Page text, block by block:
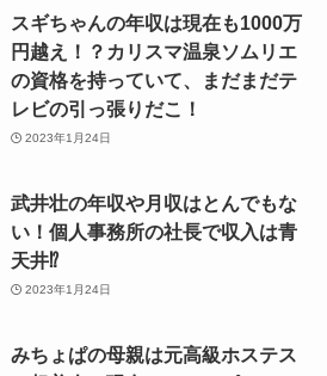
スギちゃんの年収は現在も1000万
円越え！？カリスマ温泉ソムリエ
の資格を持っていて、まだまだテ
レビの引っ張りだこ！
2023年1月24日
武井壮の年収や月収はとんでもな
い！個人事務所の社長で収入は青
天井⁉
2023年1月24日
みちょぱの母親は元高級ホステス